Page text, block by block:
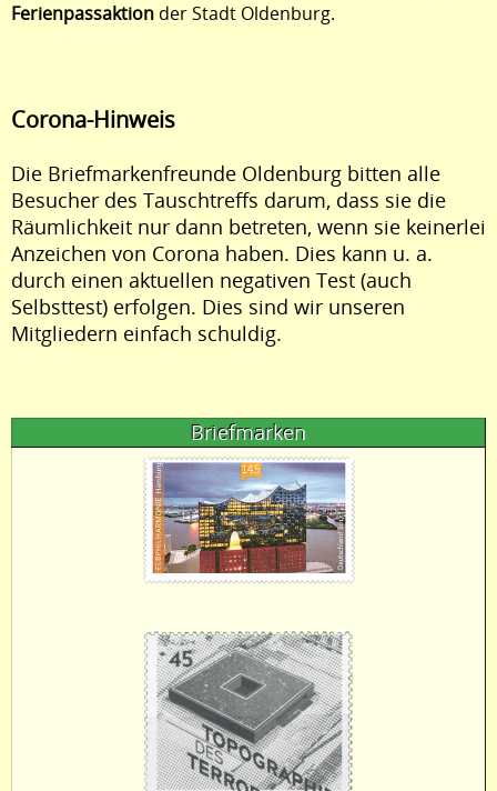
Ferienpassaktion der Stadt Oldenburg.
Corona-Hinweis
Die Briefmarkenfreunde Oldenburg bitten alle
Besucher des Tauschtreffs darum, dass sie die
Räumlichkeit nur dann betreten, wenn sie keinerlei
Anzeichen von Corona haben. Dies kann u. a.
durch einen aktuellen negativen Test (auch
Selbsttest) erfolgen. Dies sind wir unseren
Mitgliedern einfach schuldig.
Briefmarken